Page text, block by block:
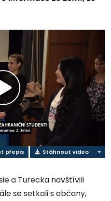
Přehrát
video
přepis Stáhnout video
a Turecka navštívili
se setkali s občany,